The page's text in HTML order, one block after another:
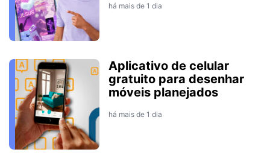
há mais de 1 dia
Aplicativo de celular
gratuito para desenhar
móveis planejados
há mais de 1 dia